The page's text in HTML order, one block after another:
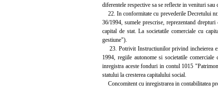
diferentele respective sa se reflecte in venituri sau
22. In conformitate cu prevederile Decretului
36/1994, sumele prescrise, reprezentand
capital de stat. La societatile comerciale cu
gestiune").
23. Potrivit Instructiunilor privind incheierea
1994, regiile autonome si societatile
inregistra aceste fonduri in contul 1015
statului la cresterea capitalului social.
Concomitent cu inregistrarea in contabilitatea